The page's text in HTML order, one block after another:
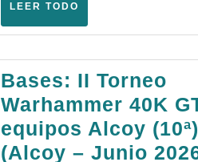
LEER TODO
Bases: II Torneo
Warhammer 40K
equipos Alcoy
(Alcoy – Junio